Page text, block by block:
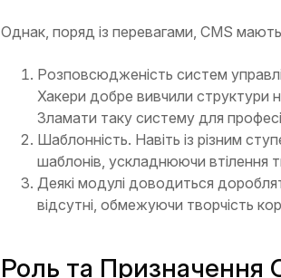
Однак, поряд із перевагами, CMS
Розповсюдженість систем
Хакери добре вивчили структури
Зламати таку систему для
Шаблонність. Навіть із різним
шаблонів, ускладнюючи втілення
Деякі модулі доводиться
відсутні, обмежуючи творчість
Роль та Призначення